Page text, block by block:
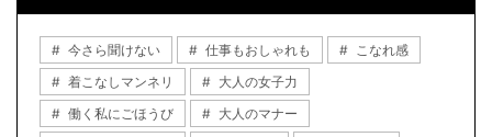
今さら聞けない 仕事もおしゃれも
こなれ感
着こなしマンネリ
大人の女子力
働く私にごほうび
大人のマナー